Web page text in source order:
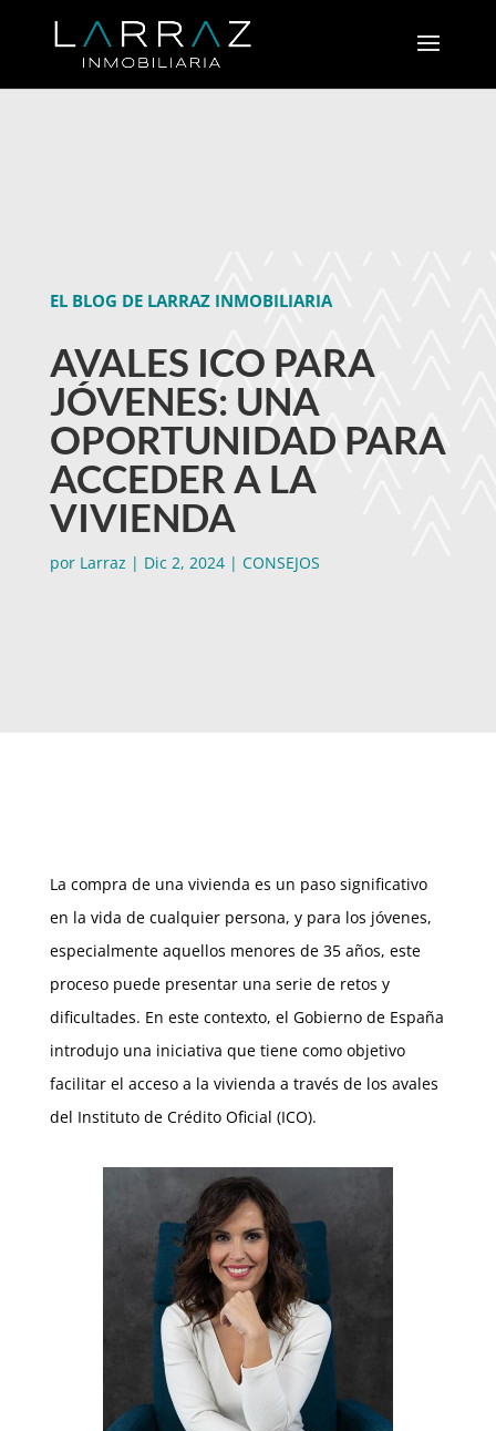
EL BLOG DE LARRAZ INMOBILIARIA
AVALES ICO PARA
JÓVENES: UNA
OPORTUNIDAD PARA
ACCEDER A LA
VIVIENDA
por Larraz | Dic 2, 2024| CONSEJOS
La compra de una vivienda es un paso significativo
en la vida de cualquier persona, y para los jóvenes,
especialmente aquellos menores de 35 años, este
proceso puede presentar una serie de retos y
dificultades. En este contexto, el Gobierno de España
introdujo una iniciativa que tiene como objetivo
facilitar el acceso a la vivienda a través de los avales
del Instituto de Crédito Oficial (ICO).